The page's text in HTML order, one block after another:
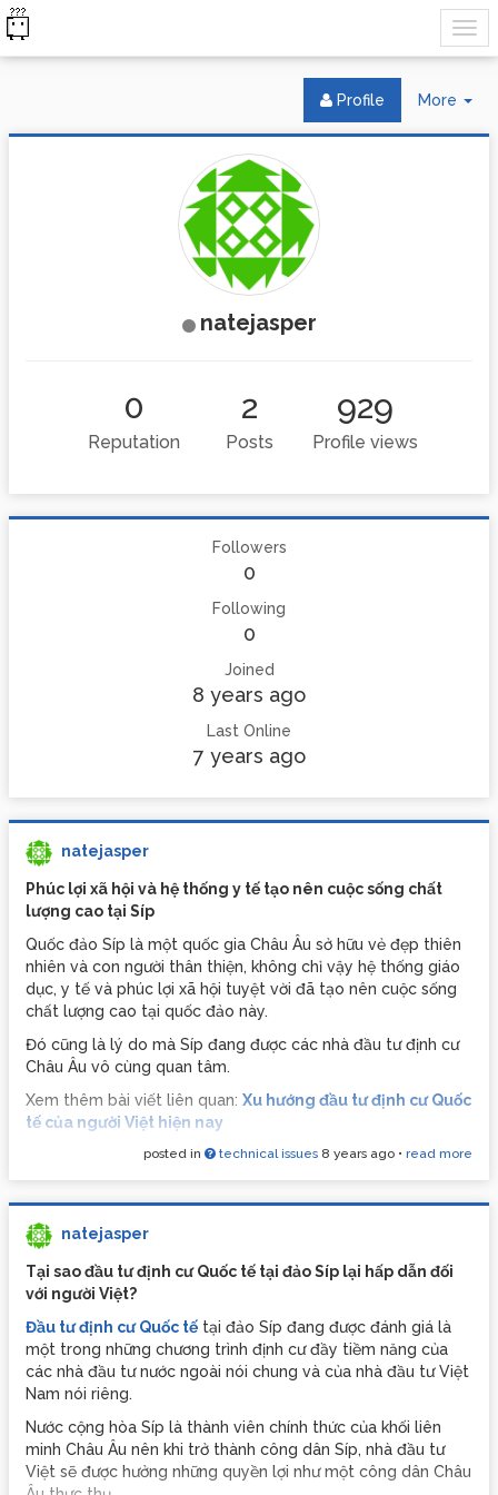
More
Profile
natejasper
0
Reputation
2
Posts
929
Profile views
Followers
0
Following
0
Joined
8 years ago
Last Online
7 years ago
natejasper
Phúc lợi xã hội và hệ thống y tế tạo nên cuộc sống chất
lượng cao tại Síp
Quốc đảo Síp là một quốc gia Châu Âu sở hữu vẻ đẹp thiên
nhiên và con người thân thiện, không chỉ vậy hệ thống giáo
dục, y tế và phúc lợi xã hội tuyệt vời đã tạo nên cuộc sống
chất lượng cao tại quốc đảo này.
Đó cũng là lý do mà Síp đang được các nhà đầu tư định cư
Châu Âu vô cùng quan tâm.
Xem thêm bài viết liên quan: Xu hướng đầu tư định cư Quốc
tế của người Việt hiện nay
Hệ thống y tế và chăm sóc sức khỏe tuyệt vời
người có thu nhập thấp được hưởng toàn bộ các phương
pháp điều trị hoàn toàn miễn phí hoặc được trợ cấp. Mạng
thống cơ sở vật chất, kỹ thuật hiện đại và đội ngũ bác sĩ có
kinh nghiệm hàng đầu trong lĩnh vực.
posted in technical issues 8 years ago • read more
natejasper
Tại sao đầu tư định cư Quốc tế tại đảo Síp lại hấp dẫn đối
với người Việt?
Đầu tư định cư Quốc tế tại đảo Síp đang được đánh giá là
một trong những chương trình định cư đầy tiềm năng của
các nhà đầu tư nước ngoài nói chung và của nhà đầu tư Việt
Nam nói riêng.
Nước cộng hòa Síp là thành viên chính thức của khối liên
minh Châu Âu nên khi trở thành công dân Síp, nhà đầu tư
Việt sẽ được hưởng những quyền lợi như một công dân Châu